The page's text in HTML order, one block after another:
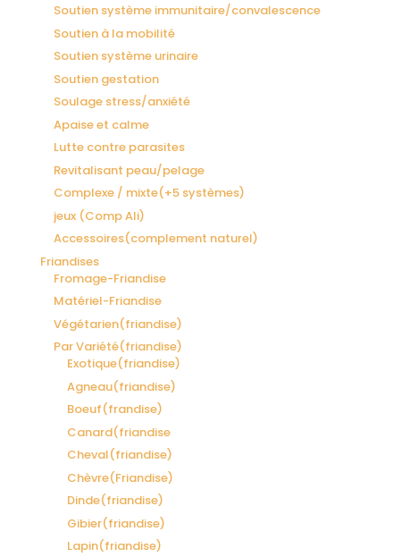
Soutien système immunitaire/convalescence
Soutien à la mobilité
Soutien système urinaire
Soutien gestation
Soulage stress/anxiété
Apaise et calme
Lutte contre parasites
Revitalisant peau/pelage
Complexe / mixte(+5 systèmes)
jeux (Comp Ali)
Accessoires(complement naturel)
Friandises
Fromage-Friandise
Matériel-Friandise
Végétarien(friandise)
Par Variété(friandise)
Exotique(friandise)
Agneau(friandise)
Boeuf(frandise)
Canard(friandise
Cheval(friandise)
Chèvre(Friandise)
Dinde(friandise)
Gibier(friandise)
Lapin(friandise)